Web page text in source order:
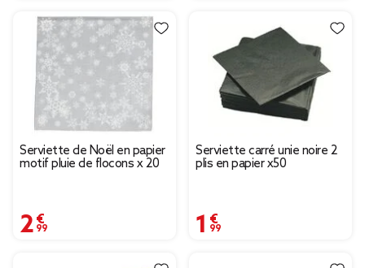
Serviette de Noël en papier
motif pluie de flocons x 20
2,99 €
Serviette carré unie noire 2
plis en papier x50
1,99 €